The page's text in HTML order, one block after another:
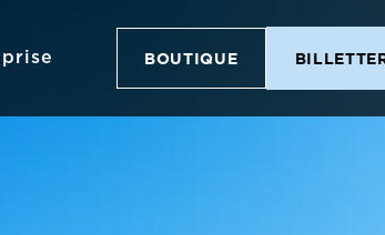
BOUTIQUE